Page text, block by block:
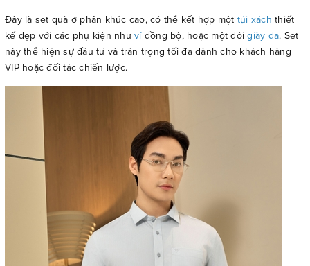
Đây là set quà ở phân khúc cao, có thể kết hợp một túi xách thiết
kế đẹp với các phụ kiện như víđồng bộ, hoặc một đôigiày da. Set
này thể hiện sự đầu tư và trân trọng tối đa dành cho khách hàng
VIP hoặc đối tác chiến lược.